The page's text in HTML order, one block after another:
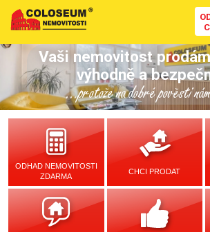
Vaši nemovitost
výhodně a
...protože na dobré pověsti
ODHAD NEMOVITOSTI
ZDARMA
CHCI PRODAT